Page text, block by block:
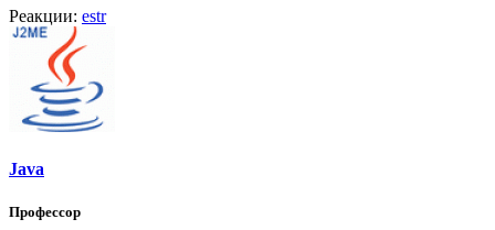
Реакции: estr
Java
Профессор